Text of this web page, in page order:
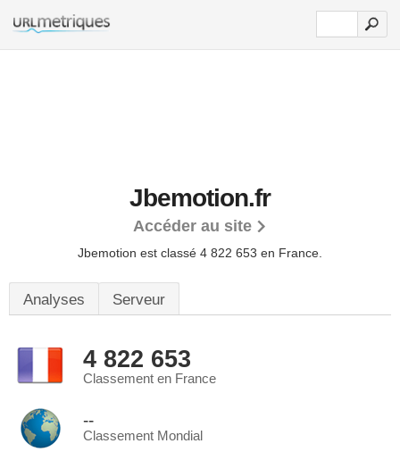
Jbemotion.fr
Accéder au site
Jbemotion est classé 4 822 653 en France.
Analyses Serveur
4 822 653
Classement en France
--
Classement Mondial